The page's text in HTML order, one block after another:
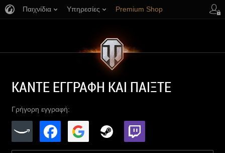
Παιχνίδια Υπηρεσίες Premium Shop
ΚΑΝΤΕ ΕΓΓΡΑΦΗ ΚΑΙ ΠΑΙΞΤΕ
Γρήγορη εγγραφή: